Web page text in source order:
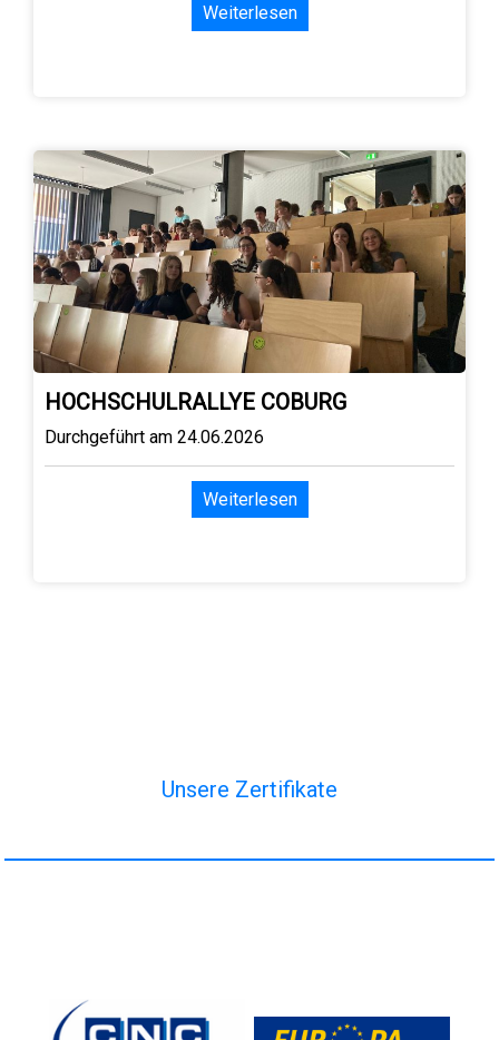
Weiterlesen
HOCHSCHULRALLYE COBURG
Durchgeführt am 24.06.2026
Weiterlesen
Unsere Zertifikate